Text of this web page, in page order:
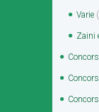
Varie
Zaini